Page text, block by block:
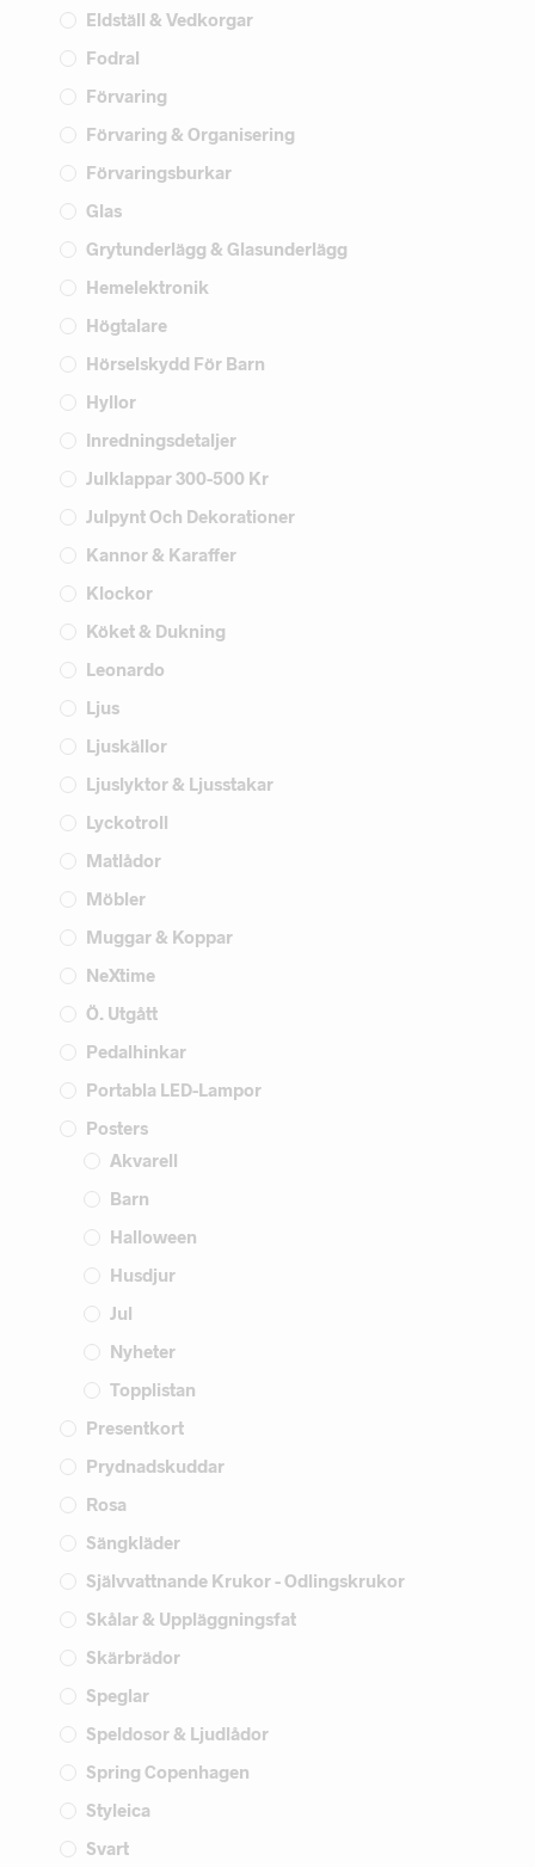
Eldställ & Vedkorgar
Fodral
Förvaring
Förvaring & Organisering
Förvaringsburkar
Glas
Grytunderlägg & Glasunderlägg
Hemelektronik
Högtalare
Hörselskydd För Barn
Hyllor
Inredningsdetaljer
Julklappar 300-500 Kr
Julpynt Och Dekorationer
Kannor & Karaffer
Klockor
Köket & Dukning
Leonardo
Ljus
Ljuskällor
Ljuslyktor & Ljusstakar
Lyckotroll
Matlådor
Möbler
Muggar & Koppar
NeXtime
Ö. Utgått
Pedalhinkar
Portabla LED-Lampor
Posters
Akvarell
Barn
Halloween
Husdjur
Jul
Nyheter
Topplistan
Presentkort
Prydnadskuddar
Rosa
Sängkläder
Självvattnande Krukor - Odlingskrukor
Skålar & Uppläggningsfat
Skärbrädor
Speglar
Speldosor & Ljudlådor
Spring Copenhagen
Styleica
Svart